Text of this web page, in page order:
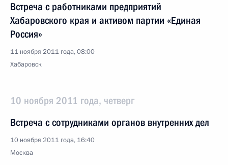
Встреча с работниками предприятий
Хабаровского края и активом партии «Единая
Россия»
11 ноября 2011 года, 08:00
Хабаровск
10 ноября 2011 года, четверг
Встреча с сотрудниками органов внутренних дел
10 ноября 2011 года, 16:40
Москва